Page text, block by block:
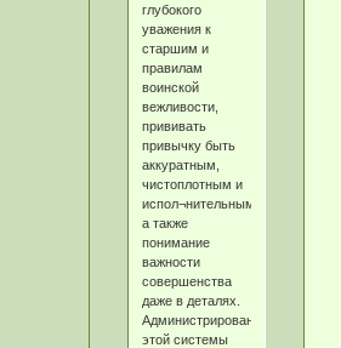
глубокого
уважения к
старшим и
правилам
воинской
вежливости,
прививать
привычку быть
аккуратным,
чистоплотным и
испол¬нительным,
а также
понимание
важности
совершенства
даже в деталях.
Администрирование
этой системы